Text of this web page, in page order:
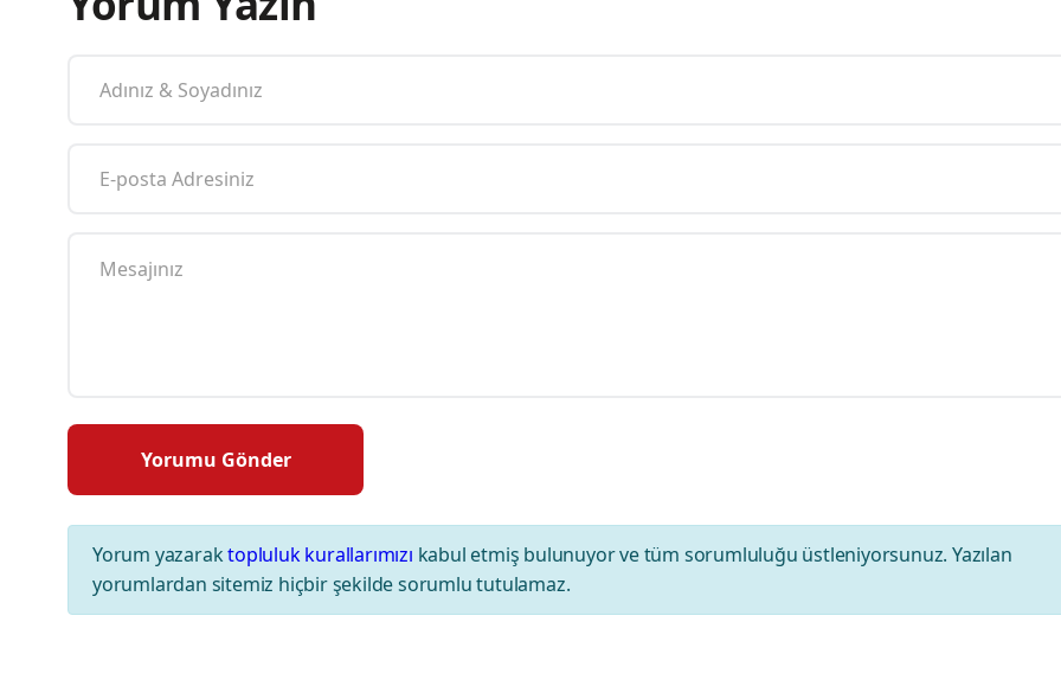
Yorum yazaraktopluluk kurallarımızı kabul etmiş bulunuyor ve tüm sorumluluğu üstleniyorsunuz. Yazılan
yorumlardan sitemiz hiçbir şekilde sorumlu tutulamaz.